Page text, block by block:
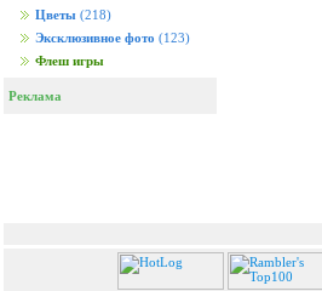
Цветы (218)
Эксклюзивное фото (123)
Флеш игры
Реклама